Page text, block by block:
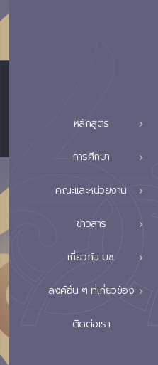
หลักสูตร
การศึกษา
คณะและหน่วยงาน
ข่าวสาร
เกี่ยวกับ มช.
ลิงค์อื่น ๆ ที่เกี่ยวข้อง
ติดต่อเรา